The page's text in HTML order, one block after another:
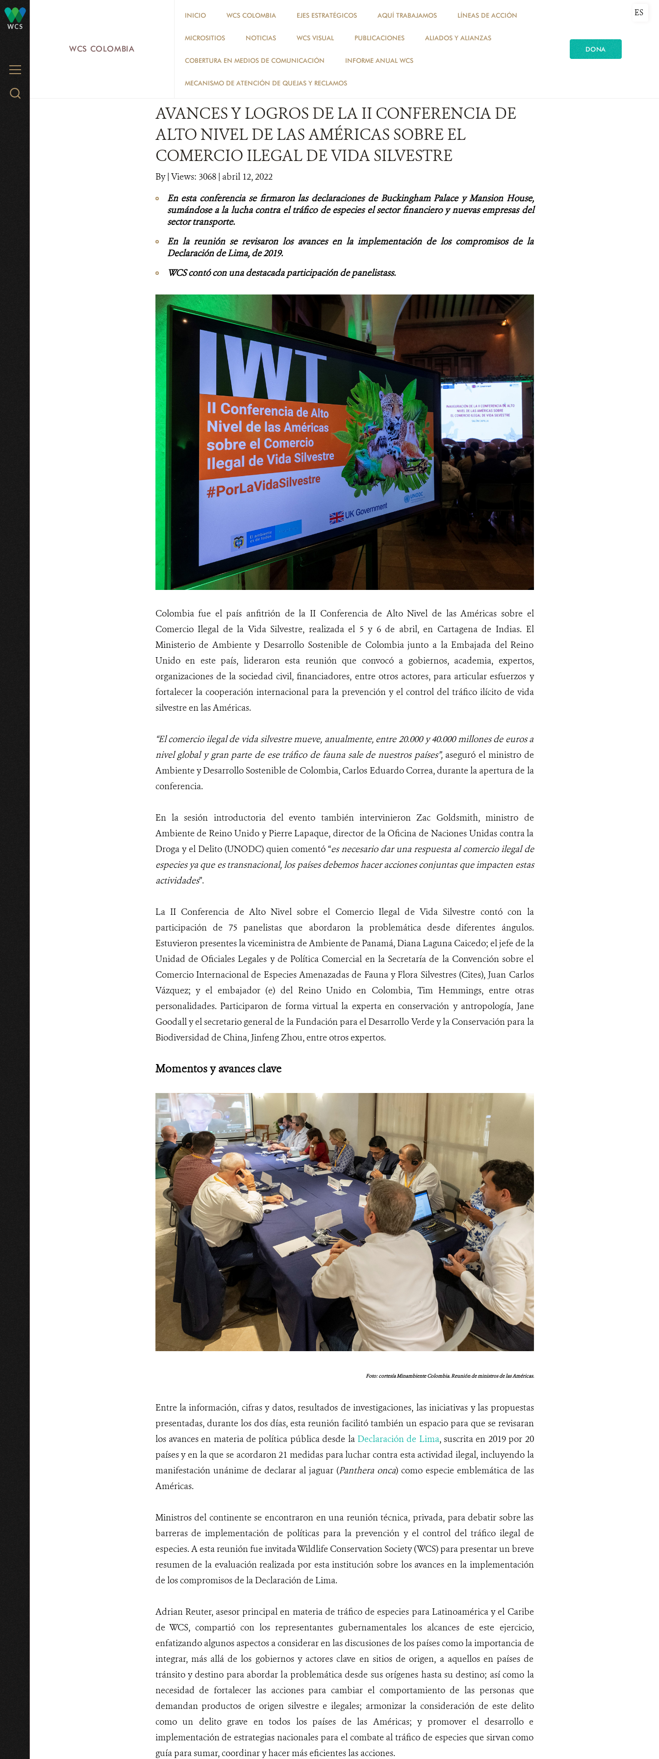
WCS
MENU
Search
WCS COLOMBIA
INICIO WCS COLOMBIA EJES ESTRATÉGICOS AQUÍ TRABAJAMOS LÍNEAS DE ACCIÓN
MICROSITIOS NOTICIAS WCS VISUAL PUBLICACIONES ALIADOS Y ALIANZAS
COBERTURA EN MEDIOS DE COMUNICACIÓN INFORME ANUAL WCS
MECANISMO DE ATENCIÓN DE QUEJAS Y RECLAMOS
DONA
ES
ESPECIES
AVANCES Y LOGROS DE LA II CONFERENCIA DE
ALTO NIVEL DE LAS AMÉRICAS SOBRE EL
COMERCIO ILEGAL DE VIDA SILVESTRE
By| Views: 3068| abril 12, 2022
En esta conferencia se firmaron las declaraciones de Buckingham Palace y Mansion House,
sumándose a la lucha contra el tráfico de especies el sector financiero y nuevas empresas del
sector transporte.
En la reunión se revisaron los avances en la implementación de los compromisos de la
Declaración de Lima, de 2019.
WCS contó con una destacada participación de panelistass.
Colombia fue el país anfitrión de la II Conferencia de Alto Nivel de las Américas sobre el
Comercio Ilegal de la Vida Silvestre, realizada el 5 y 6 de abril, en Cartagena de Indias. El
Ministerio de Ambiente y Desarrollo Sostenible de Colombia junto a la Embajada del Reino
Unido en este país, lideraron esta reunión que convocó a gobiernos, academia, expertos,
organizaciones de la sociedad civil, financiadores, entre otros actores, para articular esfuerzos y
fortalecer la cooperación internacional para la prevención y el control del tráfico ilícito de vida
silvestre en las Américas.
“El comercio ilegal de vida silvestre mueve, anualmente, entre 20.000 y 40.000 millones de euros a
nivel global y gran parte de ese tráfico de fauna sale de nuestros países”,aseguró el ministro de
Ambiente y Desarrollo Sostenible de Colombia, Carlos Eduardo Correa, durante la apertura de la
conferencia.
En la sesión introductoria del evento también intervinieronZac Goldsmith, ministro de
Ambiente de Reino Unido y Pierre Lapaque, director de la Oficina de Naciones Unidas contra la
Droga y el Delito (UNODC) quien comentó “es necesario dar una respuesta al comercio ilegal de
especies ya que es transnacional, los países debemos hacer acciones conjuntas que impacten estas
actividades”.
La II Conferencia de Alto Nivel sobre el Comercio Ilegal de Vida Silvestre contó con la
participación de 75 panelistas que abordaron la problemática desde diferentes ángulos.
Estuvieron presentes la viceministra de Ambiente de Panamá, Diana Laguna Caicedo; el jefe de la
Unidad de Oficiales Legales y de Política Comercial en la Secretaría de la Convención sobre el
Comercio Internacional de Especies Amenazadas de Fauna y Flora Silvestres (Cites), Juan Carlos
Vázquez; y el embajador (e) del Reino Unido en Colombia, Tim Hemmings, entre otras
personalidades. Participaron de forma virtual la experta en conservación y antropología, Jane
Goodall y el secretario general de la Fundación para el Desarrollo Verde y la Conservación para la
Biodiversidad de China, Jinfeng Zhou, entre otros expertos.
Momentos y avances clave
Foto: cortesía Minambiente Colombia. Reunión de ministros de las Américas.
Entre la información, cifras y datos, resultados de investigaciones, las iniciativas y las propuestas
presentadas, durante los dos días, esta reunión facilitó también un espacio para que se revisaran
los avances en materia de política pública desde la Declaración de Lima, suscrita en 2019 por 20
países y en la que se acordaron 21 medidas para luchar contra esta actividad ilegal, incluyendo la
manifestación unánime de declarar al jaguar (Panthera onca) como especie emblemática de las
Américas.
Ministros del continente se encontraron en una reunión técnica, privada, para debatir sobre las
barreras de implementación de políticas para la prevención y el control del tráfico ilegal de
especies. A esta reunión fue invitada Wildlife Conservation Society (WCS) para presentar un breve
resumen de la evaluación realizada por esta institución sobre los avances en la implementación
de los compromisos de la Declaración de Lima.
Adrian Reuter, asesor principal en materia de tráfico de especies para Latinoamérica y el Caribe
de WCS, compartió con los representantes gubernamentales los alcances de este ejercicio,
enfatizando algunos aspectos a considerar en las discusiones de los países como la importancia de
integrar, más allá de los gobiernos y actores clave en sitios de origen, a aquellos en países de
tránsito y destino para abordar la problemática desde sus orígenes hasta su destino; así como la
necesidad de fortalecer las acciones para cambiar el comportamiento de las personas que
demandan productos de origen silvestre e ilegales; armonizar la consideración de este delito
como un delito grave en todos los países de las Américas; y promover el desarrollo e
implementación de estrategias nacionales para el combate al tráfico de especies que sirvan como
guía para sumar, coordinar y hacer más eficientes las acciones.